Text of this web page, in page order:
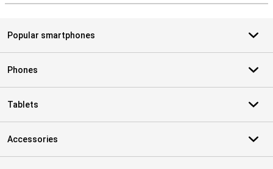
Popular smartphones
Phones
Tablets
Accessories